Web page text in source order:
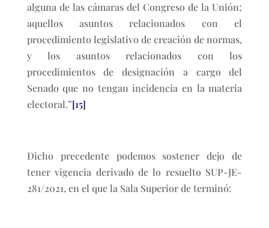
alguna de las cámaras del Congreso de la Unión;
aquellos asuntos relacionados con el
procedimiento legislativo de creación de normas,
y los asuntos relacionados con los
procedimientos de designación a cargo del
Senado que no tengan incidencia en la materia
electoral.”[15]
Dicho precedente podemos sostener dejo de
tener vigencia derivado de lo resuelto SUP-JE-
281/2021, en el que la Sala Superior de terminó: